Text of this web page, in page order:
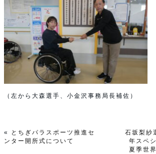
（左から大森選手、小金沢事務局長補佐）
«
とちぎパラスポーツ推進セ
ンター開所式について
石坂梨紗
年スペ
夏季世